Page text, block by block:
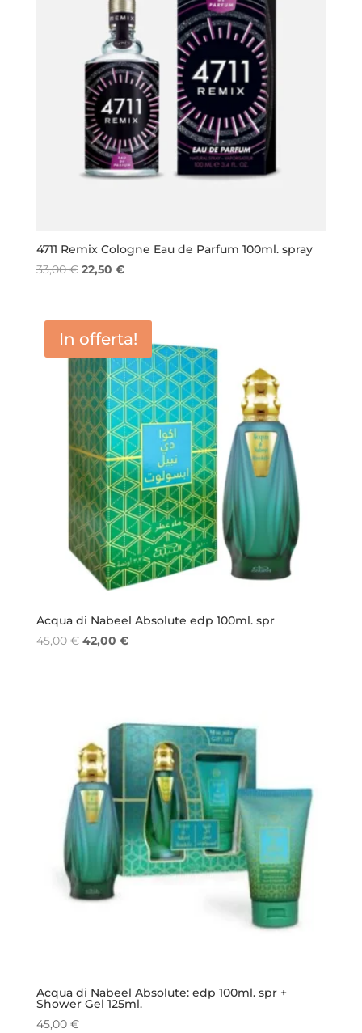
65,00 €
4711 Remix Cologne Eau de Parfum 100ml. spray
33,00€ Il
era:
33,00 €.
22,50 €Il
è:
22,50 €.
In offerta!
Acqua di Nabeel Absolute edp 100ml. spr
45,00€ Il
42,00 €Il
Acqua di Nabeel Absolute: edp 100ml. spr +
Shower Gel 125ml.
45,00 €